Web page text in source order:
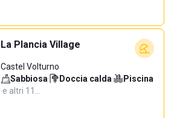
La Plancia Village
Castel Volturno
Sabbiosa· Doccia calda·
Piscina
·e altri 11…